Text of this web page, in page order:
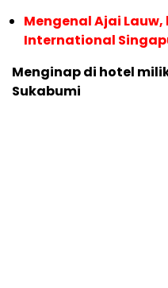
Mengenal Ajai Lauw,
International
Menginap di hotel
Sukabumi